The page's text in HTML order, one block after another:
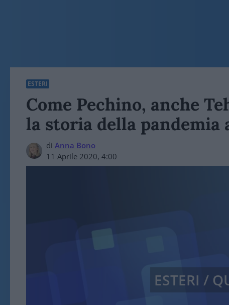
ESTERI
Come Pechino, anche
la storia della pandemia
di Anna Bono
11 Aprile 2020, 4:00
ESTERI /